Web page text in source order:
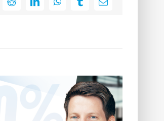
RedditLinkedInWhatsAppTumblrE-